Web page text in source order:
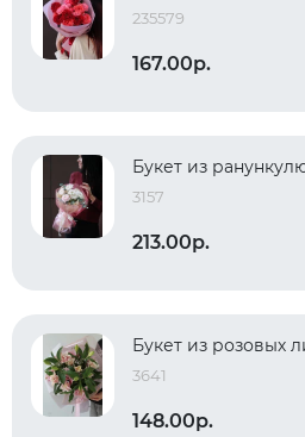
235579
167.00р.
Букет из
3157
213.00р.
Букет из розовых
3641
148.00р.